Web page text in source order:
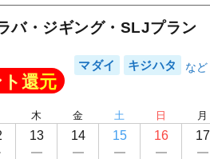
バ・ジギング・SLJプラン
還元
マダイ キジハタ
木
13
金
14
土
15
日
16
月
17